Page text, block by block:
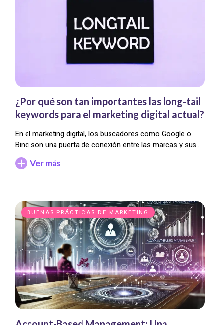
¿Por qué son tan importantes las long-tail
keywords para el marketing digital actual?
En el marketing digital, los buscadores como Google o
Bing son una puerta de conexión entre las marcas y sus…
Ver más
BUENAS PRÁCTICAS DE MARKETING